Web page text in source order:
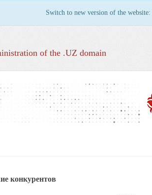
Switch to new version of the website:
of the .UZ domain
конкурентов